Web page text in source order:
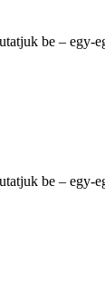
be –
be –